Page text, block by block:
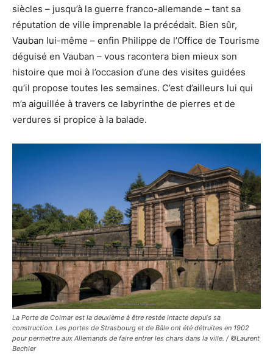
siècles – jusqu’à la guerre franco-allemande – tant sa
réputation de ville imprenable la précédait. Bien sûr,
Vauban lui-même – enfin Philippe de l’Office de Tourisme
déguisé en Vauban – vous racontera bien mieux son
histoire que moi à l’occasion d’une des visites guidées
qu’il propose toutes les semaines. C’est d’ailleurs lui qui
m’a aiguillée à travers ce labyrinthe de pierres et de
verdures si propice à la balade.
La Porte de Colmar est la deuxième à être restée intacte depuis sa
construction. Les portes de Strasbourg et de Bâle ont été détruites en 1902
pour permettre aux Allemands de faire entrer les chars dans la ville. / ©Laurent
Bechler